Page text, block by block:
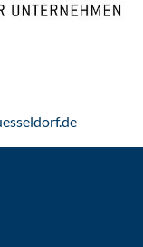
: Per E-